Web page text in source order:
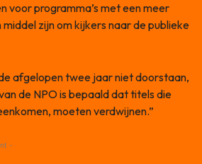
voor programma’s met een meer
zijn om kijkers naar de publieke
afgelopen twee jaar niet doorstaan,
de NPO is bepaald dat titels die
moeten verdwijnen.”
-